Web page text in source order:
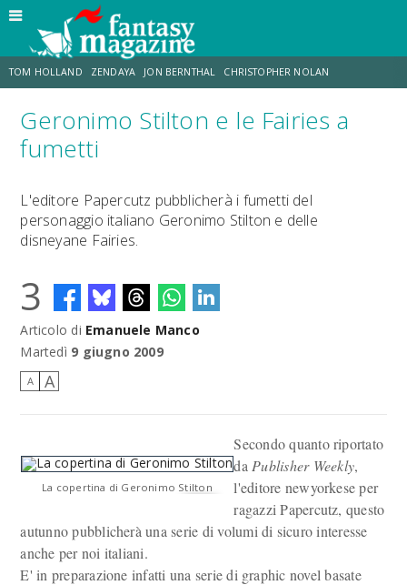
TOM HOLLAND ZENDAYA JON BERNTHAL CHRISTOPHER NOLAN
STRANIMONDI LUCCA COMICS & GAMES ODISSEA CHRIS MCKENNA
Geronimo Stilton e le Fairies a
fumetti
L'editore Papercutz pubblicherà i fumetti del
personaggio italiano Geronimo Stilton e delle
disneyane Fairies.
3
Articolo di Emanuele Manco
Martedì 9 giugno 2009
A A
La copertina di Geronimo Stilton
Secondo quanto riportato
da Publisher Weekly,
l'editore newyorkese per
ragazzi Papercutz, questo
autunno pubblicherà una serie di volumi di sicuro interesse
anche per noi italiani.
E' in preparazione infatti una serie di graphic novel basate